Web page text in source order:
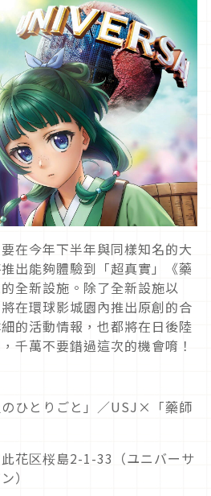
在今年下半年與同樣知名的大
出能夠體驗到「超真實」《藥
全新設施。除了全新設施以
在環球影城園內推出原創的合
的活動情報，也都將在日後陸
千萬不要錯過這次的機會唷！
ひとりごと」／USJ×「藥師
花区桜島2-1-33（ユニバーサ
）